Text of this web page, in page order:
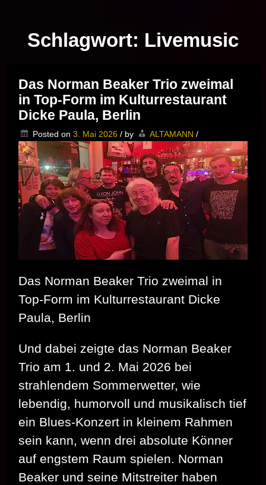
Schlagwort: Livemusic
Das Norman Beaker Trio zweimal
in Top-Form im Kulturrestaurant
Dicke Paula, Berlin
Posted on 3. Mai 2026 / by ALTAMANN /
Das Norman Beaker Trio zweimal in
Top-Form im Kulturrestaurant Dicke
Paula, Berlin
Und dabei zeigte das Norman Beaker
Trio am 1. und 2. Mai 2026 bei
strahlendem Sommerwetter, wie
lebendig, humorvoll und musikalisch tief
ein Blues‑Konzert in kleinem Rahmen
sein kann, wenn drei absolute Könner
auf engstem Raum spielen. Norman
Beaker und seine Mitstreiter haben